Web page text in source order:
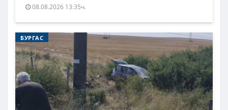
08.08.2026 13:35ч.
БУРГАС